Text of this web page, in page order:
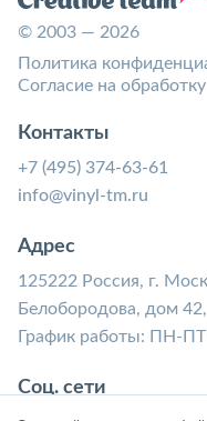
© 2003 — 2026
Политика
Согласие на
Контакты
+7 (495) 374-63-61
info@vinyl-tm.ru
Адрес
125222 Россия, г.
Белобородова, дом
График работы: ПН-
Соц. сети